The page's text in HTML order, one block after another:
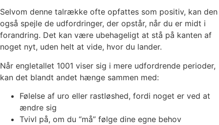
Selvom denne talrække ofte opfattes som positiv, kan den
også spejle de udfordringer, der opstår, når du er midt i
forandring. Det kan være ubehageligt at stå på kanten af
noget nyt, uden helt at vide, hvor du lander.
Når engletallet 1001 viser sig i mere udfordrende perioder,
kan det blandt andet hænge sammen med:
Følelse af uro eller rastløshed, fordi noget er ved at
ændre sig
Tvivl på, om du “må” følge dine egne behov